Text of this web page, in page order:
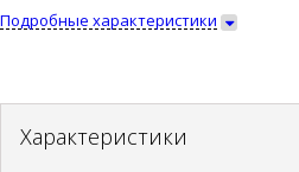
Подробные характеристики
Характеристики